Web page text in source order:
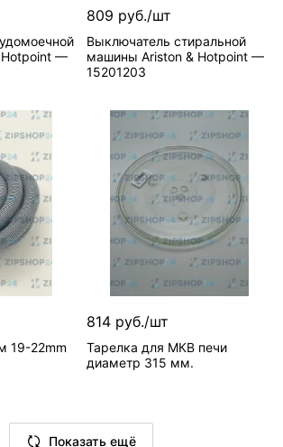
для
KG0028540
Реквизиты—
/ Товар /
УТ-00003843 / 0.03
ID поста блога для
комментариев—
3792
—
809 руб./шт
Выключатель стиральной
машины Ariston & Hotpoint —
15201203
В корзину
3 шт
Вид запчасти—
Артикул—
KG0028527
Реквизиты—
/ Товар /
УТ-00003841 / 0.03
19-22mm
814 руб./шт
Тарелка для МКВ печи
диаметр 315 мм.
Показать ещё